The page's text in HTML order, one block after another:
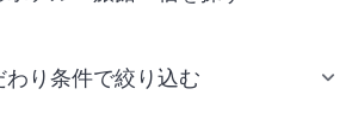
り条件で絞り込む